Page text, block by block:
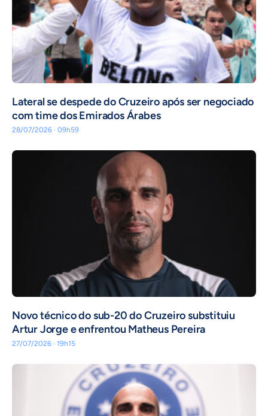
Lateral se despede do Cruzeiro após ser negociado
com time dos Emirados Árabes
28/07/2026 · 09h59
Novo técnico do sub-20 do Cruzeiro substituiu
Artur Jorge e enfrentou Matheus Pereira
27/07/2026 · 19h15